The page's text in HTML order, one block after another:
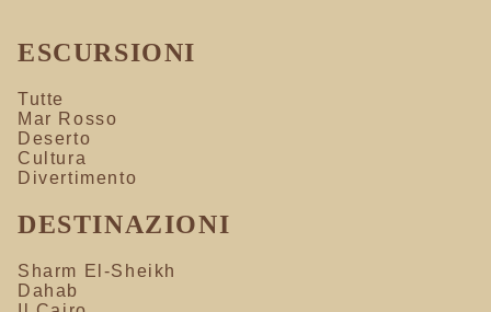
ESCURSIONI
Tutte
Mar Rosso
Deserto
Cultura
Divertimento
DESTINAZIONI
Sharm El-Sheikh
Dahab